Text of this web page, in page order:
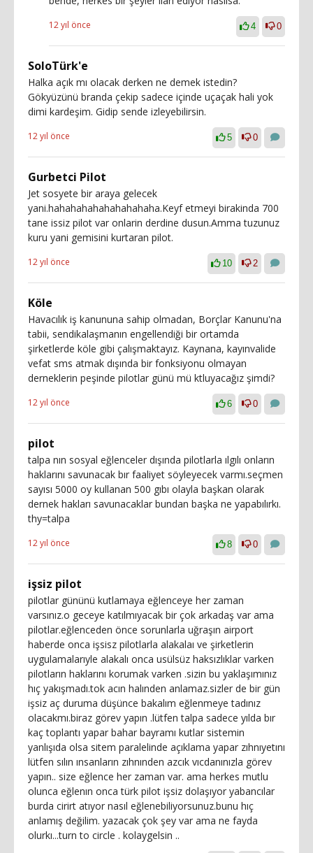
12 yıl önce 4 0
SoloTürk'e
Halka açık mı olacak derken ne demek istedin?
Gökyüzünü branda çekip sadece içinde uçaçak hali yok
dimi kardeşim. Gidip sende izleyebilirsin.
12 yıl önce 5 0
Gurbetci Pilot
Jet sosyete bir araya gelecek
yani.hahahahahahahahahaha.Keyf etmeyi birakinda 700
tane issiz pilot var onlarin derdine dusun.Amma tuzunuz
kuru yani gemisini kurtaran pilot.
12 yıl önce 10 2
Köle
Havacılık iş kanununa sahip olmadan, Borçlar Kanunu'na
tabii, sendikalaşmanın engellendiği bir ortamda
şirketlerde köle gibi çalışmaktayız. Kaynana, kayınvalide
vefat sms atmak dışında bir fonksiyonu olmayan
derneklerin peşinde pilotlar günü mü ktluyacağız şimdi?
12 yıl önce 6 0
pilot
talpa nın sosyal eğlenceler dışında pilotlarla ılgılı onların
haklarını savunacak bır faaliyet söyleyecek varmı.seçmen
sayısı 5000 oy kullanan 500 gıbı olayla başkan olarak
dernek hakları savunacaklar bundan başka ne yapabılırkı.
thy=talpa
12 yıl önce 8 0
işsiz pilot
pilotlar gününü kutlamaya eğlenceye her zaman
varsınız.o geceye katılmıyacak bir çok arkadaş var ama
pilotlar.eğlenceden önce sorunlarla uğraşın airport
haberde onca işsisz pilotlarla alakalaı ve şirketlerin
uygulamalarıyle alakalı onca usülsüz haksızlıklar varken
pilotların haklarını korumak varken .sizin bu yaklaşımınız
hıç yakışmadı.tok acın halınden anlamaz.sizler de bir gün
işsiz aç duruma düşünce bakalım eğlenmeye tadınız
olacakmı.biraz görev yapın .lütfen talpa sadece yılda bır
kaç toplantı yapar bahar bayramı kutlar sistemin
yanlışıda olsa sitem paralelinde açıklama yapar zıhnıyetını
lütfen sılın ınsanların zıhnınden azcık vıcdanınızla görev
yapın.. size eğlence her zaman var. ama herkes mutlu
olunca eğlenın onca türk pilot işsiz dolaşıyor yabancılar
burda cirirt atıyor nasıl eğlenebiliyorsunuz.bunu hıç
anlamış değilim. yazacak çok şey var ama ne fayda
olurkı...turn to circle . kolaygelsin ..